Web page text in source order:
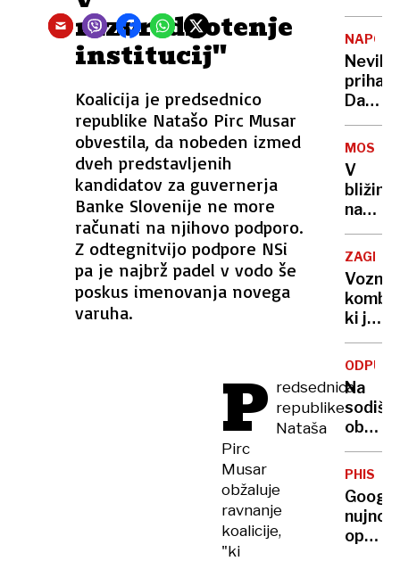
razvrednotenje
institucij''
Koalicija je predsednico
republike Natašo Pirc Musar
obvestila, da nobeden izmed
dveh predstavljenih
kandidatov za guvernerja
Banke Slovenije ne more
računati na njihovo podporo.
Z odtegnitvijo podpore NSi
pa je najbrž padel v vodo še
poskus imenovanja novega
varuha.
P redsednica
republike
Nataša
Pirc
Musar
obžaluje
ravnanje
koalicije,
"ki
v
za
mir?
kot
prvi
Toura
dobil
tudi
Danes
je
bilo
20
že
jutri
jih
bo le
še 11
MOSKVA
V
bližini
oblasti
sumijo
na
ZAGREB
Voznik
ki je
zbil
otroka
v
mesta,
tam
sploh
ne bi
smel
biti;
Na
objeli
moža,
brata
in 21
drugih
nujno